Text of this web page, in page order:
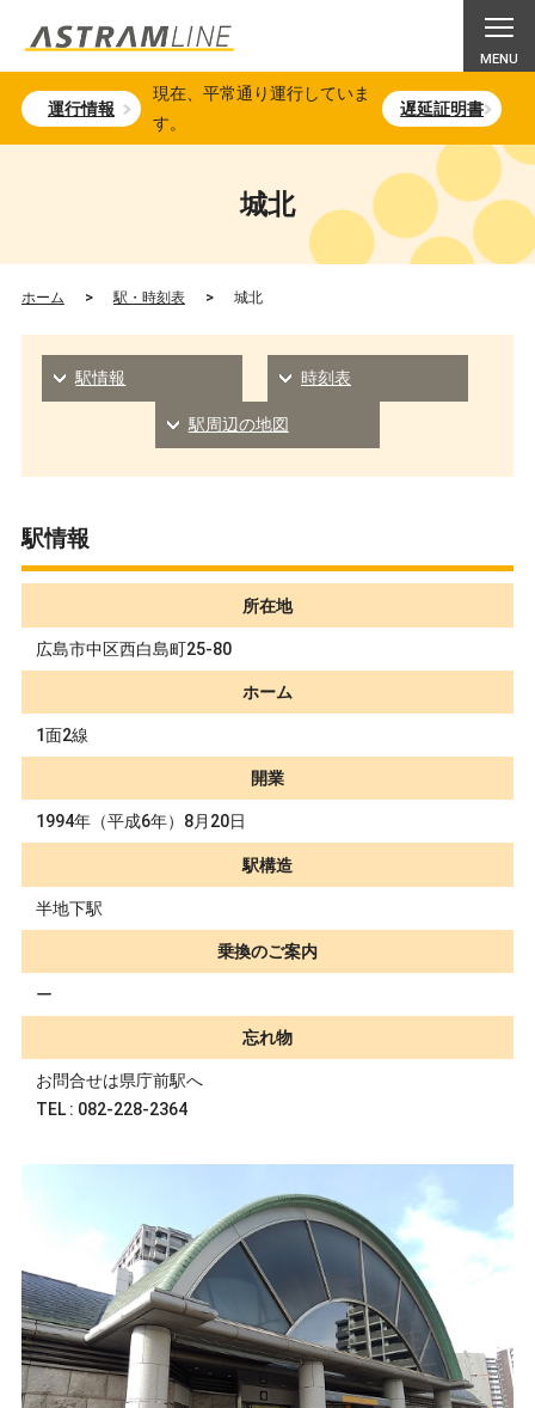
運行情報
現在、平常通り運行していま
す。
遅延証明書
城北
ホーム > 駅・時刻表 > 城北
駅情報 時刻表
駅周辺の地図
駅情報
所在地
広島市中区西白島町25-80
ホーム
1面2線
開業
1994年（平成6年）8月20日
駅構造
半地下駅
乗換のご案内
ー
忘れ物
お問合せは県庁前駅へ
TEL : 082-228-2364